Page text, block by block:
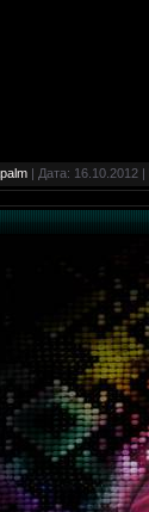
| Дата: 16.10.2012 |